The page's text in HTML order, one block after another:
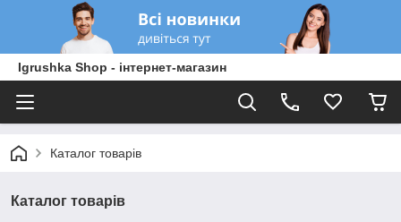
Igrushka Shop - інтернет-магазин
Каталог товарів
Каталог товарів